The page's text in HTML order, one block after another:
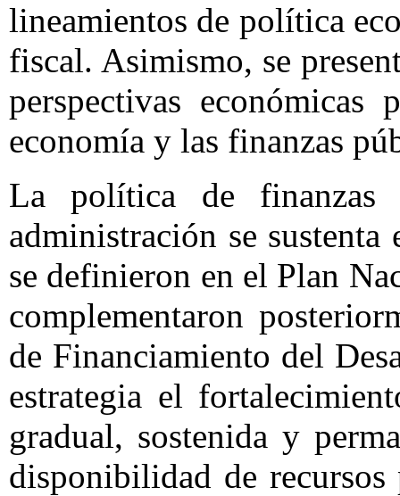
lineamientos de política
fiscal. Asimismo, se
perspectivas
economía y las finanzas
La política de finanzas
administración se
se definieron en el Plan
complementaron
de Financiamiento del
estrategia el
gradual, sostenida y
disponibilidad de